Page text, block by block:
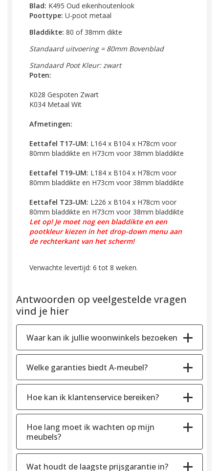
Blad: K495 Oud eikenhoutenlook
Poottype: U-poot metaal
Bladdikte: 80 of 38mm dikte
Standaard uitvoering = 80mm Bovenblad
Standaard Poot Kleur: zwart
Poten:
K028 Gespoten Zwart
K034 Metaal Wit
Afmetingen:
Eettafel T17-UM: L164 x B104 x H78cm voor
80mm bladdikte en H73cm voor 38mm bladdikte
Eettafel T19-UM: L184 x B104 x H78cm voor
80mm bladdikte en H73cm voor 38mm bladdikte
Eettafel T23-UM: L226 x B104 x H78cm voor
80mm bladdikte en H73cm voor 38mm bladdikte
Let op! Je moet nog een bladdikte en een
pootkleur kiezen in het drop-down menu aan
de rechterkant van het scherm!
Verwachte levertijd: 6 tot 8 weken.
Antwoorden op veelgestelde vragen
vind je hier
Waar kan ik jullie woonwinkels bezoeken
Welke garanties biedt A-meubel?
Hoe kan ik klantenservice bereiken?
Hoe lang moet ik wachten op mijn
meubels?
Wat houdt de laagste prijsgarantie in?